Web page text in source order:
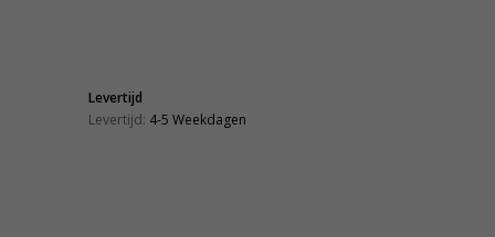
Levertijd
Levertijd: 4-5 Weekdagen